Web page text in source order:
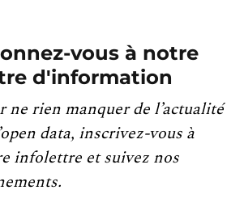
vous à notre
d'information
ne rien manquer de l’actualité
data, inscrivez-vous à
infolettre et suivez nos